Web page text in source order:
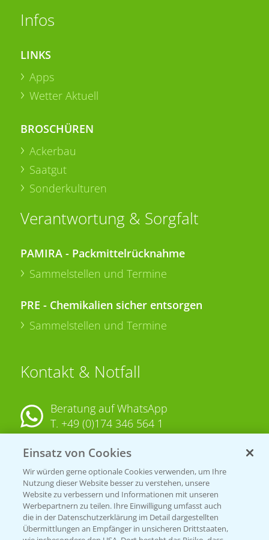
Infos
LINKS
Apps
Wetter Aktuell
BROSCHÜREN
Ackerbau
Saatgut
Sonderkulturen
Verantwortung & Sorgfalt
PAMIRA - Packmittelrücknahme
Sammelstellen und Termine
PRE - Chemikalien sicher entsorgen
Sammelstellen und Termine
Kontakt & Notfall
Beratung auf WhatsApp
T. +49 (0)174 346 564 1
KONTAKT
Hilfe in Notfällen
T.+49 (0)214/30-20220
Einsatz von Cookies
Wir würden gerne optionale Cookies verwenden, um Ihre
Nutzung dieser Website besser zu verstehen, unsere
Website zu verbessern und Informationen mit unseren
Werbepartnern zu teilen. Ihre Einwilligung umfasst auch
die in der Datenschutzerklärung im Detail dargestellten
Übermittlungen an Empfänger in unsicheren Drittstaaten,